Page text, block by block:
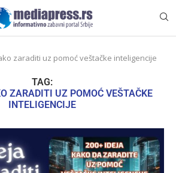
zaraditi uz pomoć veštačke inteligencije
TAG:
ZARADITI UZ POMOĆ VEŠTAČKE
INTELIGENCIJE